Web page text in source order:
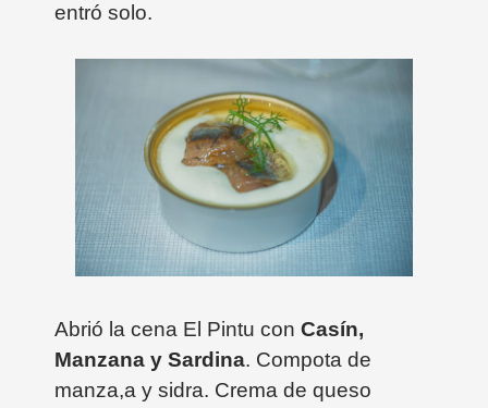
entró solo.
Abrió la cena El Pintu con Casín,
Manzana y Sardina. Compota de
manza,a y sidra. Crema de queso